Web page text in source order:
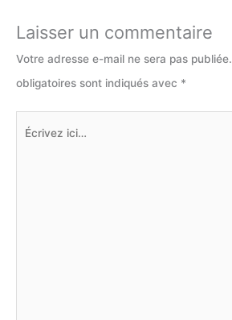
Laisser un commentaire
Votre adresse e-mail ne sera pas publiée.
obligatoires sont indiqués avec *